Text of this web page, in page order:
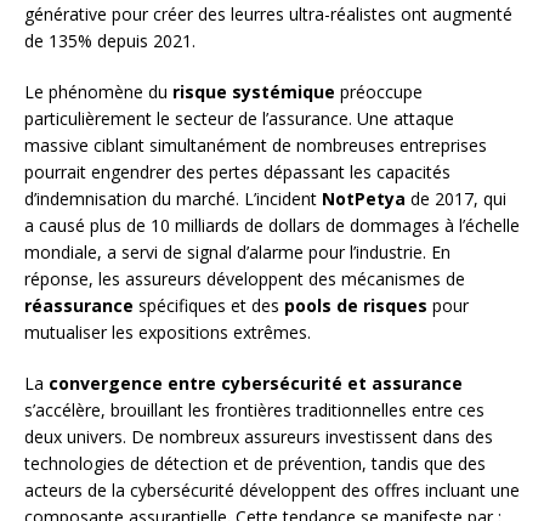
générative pour créer des leurres ultra-réalistes ont augmenté
de 135% depuis 2021.
Le phénomène du risque systémique préoccupe
particulièrement le secteur de l’assurance. Une attaque
massive ciblant simultanément de nombreuses entreprises
pourrait engendrer des pertes dépassant les capacités
d’indemnisation du marché. L’incident NotPetya de 2017, qui
a causé plus de 10 milliards de dollars de dommages à l’échelle
mondiale, a servi de signal d’alarme pour l’industrie. En
réponse, les assureurs développent des mécanismes de
réassurance spécifiques et des pools de risques pour
mutualiser les expositions extrêmes.
La convergence entre cybersécurité et assurance
s’accélère, brouillant les frontières traditionnelles entre ces
deux univers. De nombreux assureurs investissent dans des
technologies de détection et de prévention, tandis que des
acteurs de la cybersécurité développent des offres incluant une
composante assurantielle. Cette tendance se manifeste par :